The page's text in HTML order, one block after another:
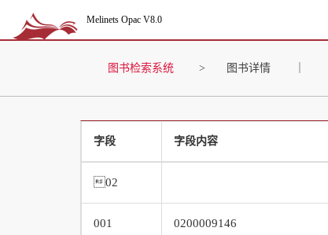
Melinets Opac V8.0
图书检索系统 > 图书详情
字段 字段内容
02
001 0200009146